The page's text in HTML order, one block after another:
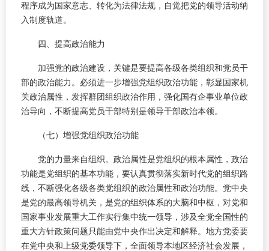
程序成为国家意志、转化为法律法规，自觉把党的领导活动纳
入制度轨道。
四、提高政治能力
加强党的政治建设，关键是要提高各级各类组织和党员干
部的政治能力。必须进一步增强党组织政治功能，彰显国家机
关政治属性，发挥群团组织政治作用，强化国有企事业单位政
治导向，不断提高党员干部特别是领导干部政治本领。
（七）增强党组织政治功能
党的力量来自组织。政治属性是党组织的根本属性，政治
功能是党组织的基本功能，要认真贯彻落实新时代党的组织路
线，不断强化各级各类党组织的政治属性和政治功能。党中央
是党的最高领导机关，是党的组织体系的大脑和中枢，对党和
国家事业发展重大工作实行集中统一领导，涉及全党全国性的
重大方针政策问题只能由党中央作出决定和解释。地方党委要
在党中央和上级党委领导下，全面领导本地区经济社会发展，